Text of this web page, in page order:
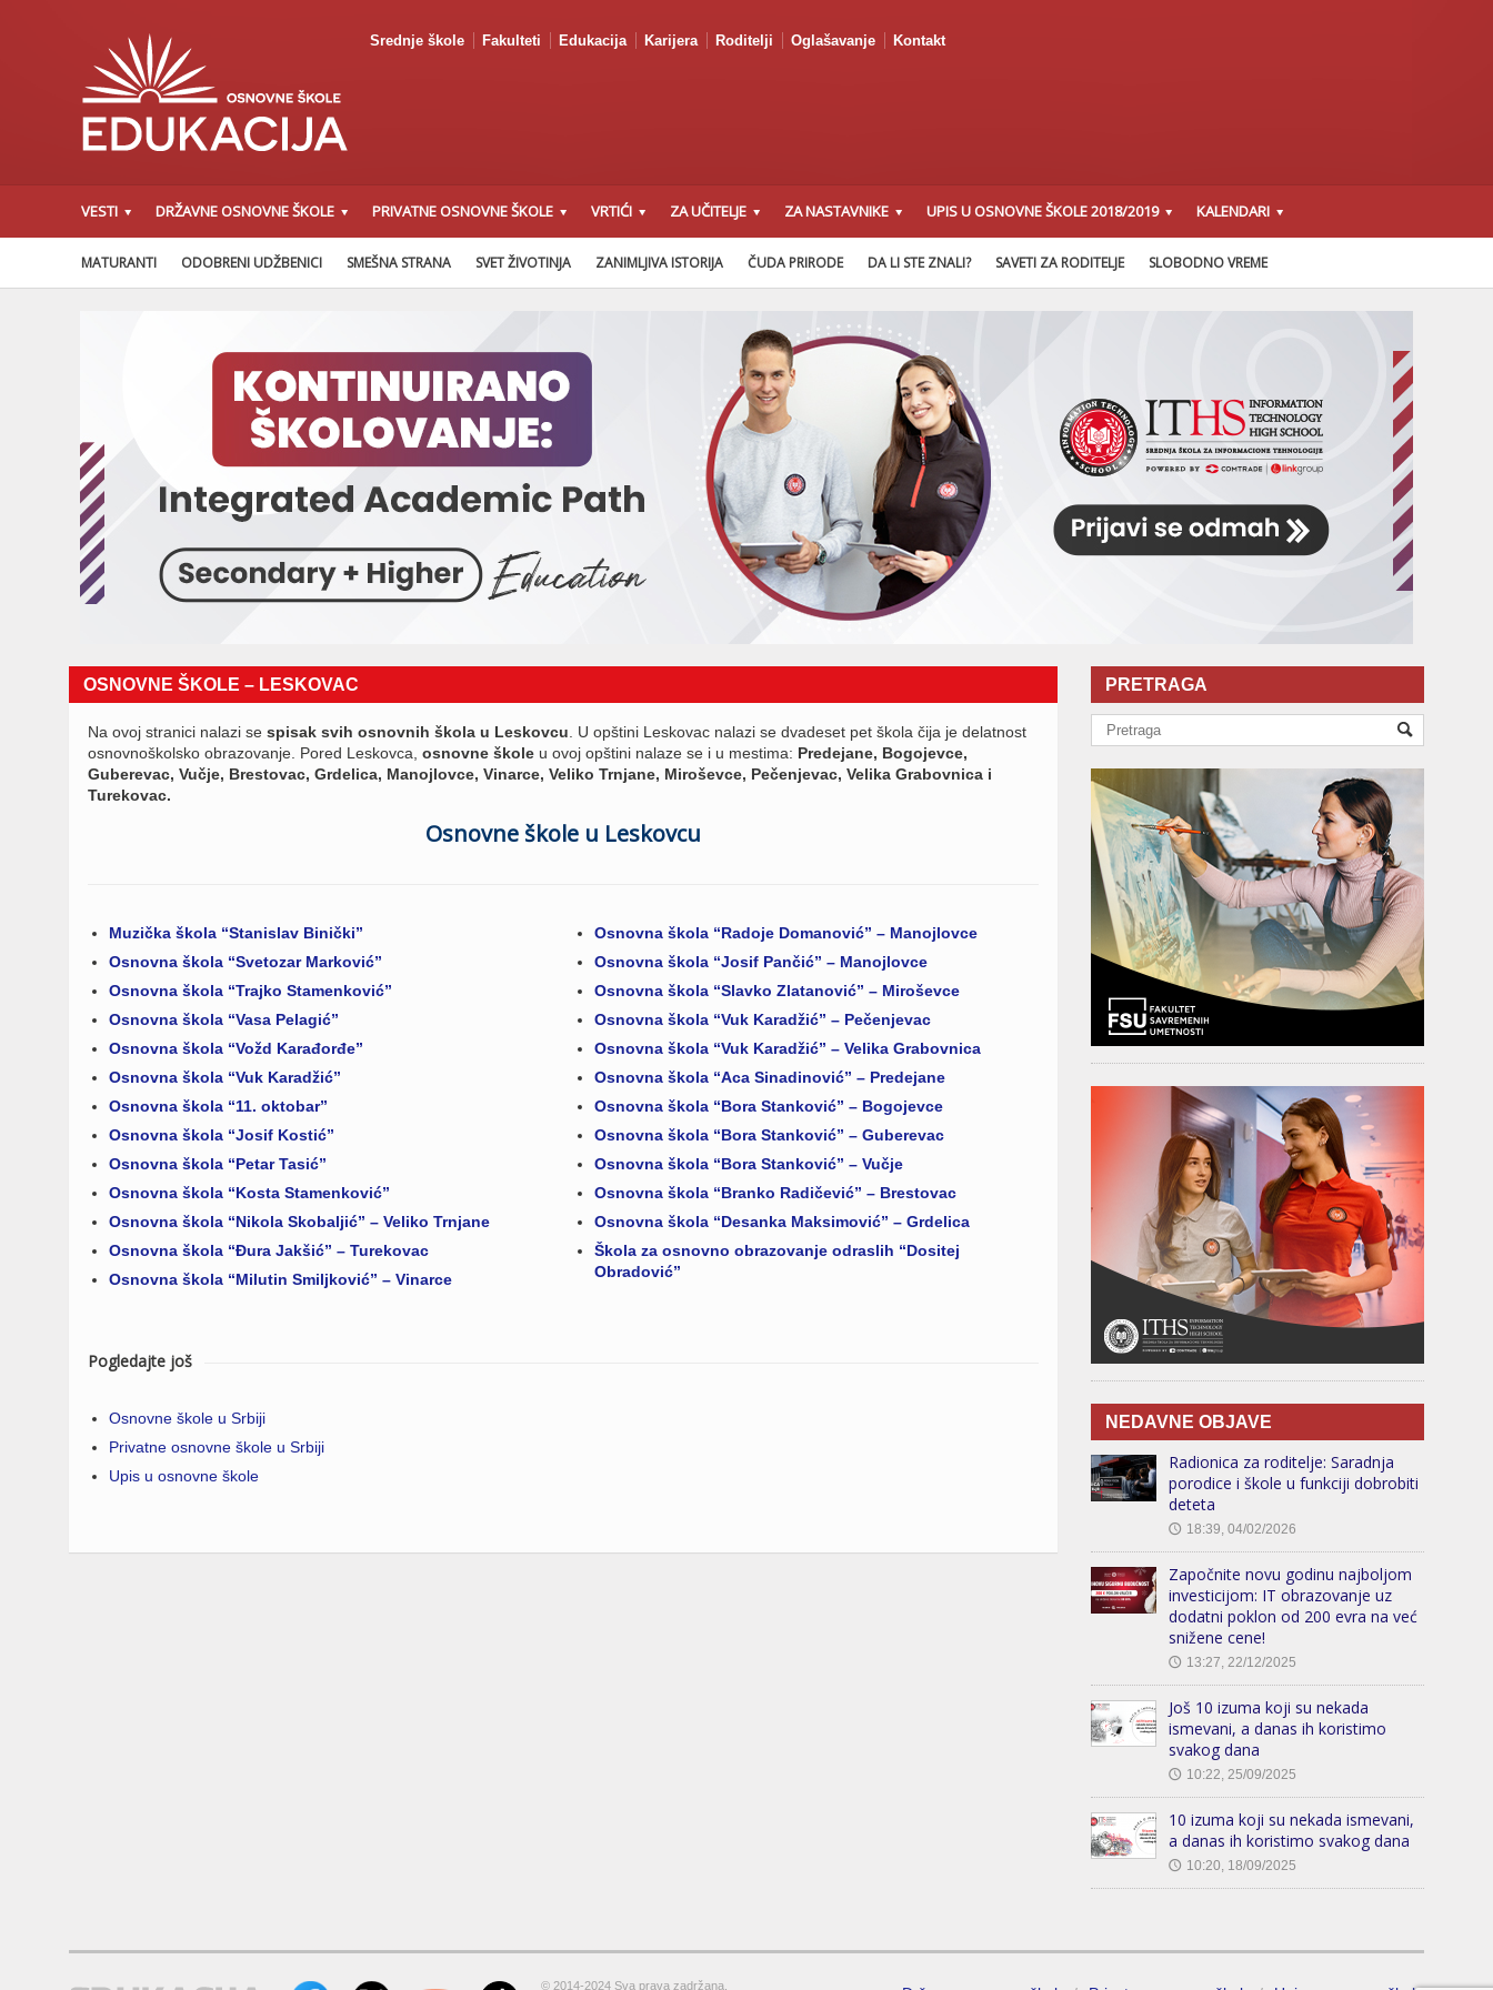
Srednje škole Fakulteti Edukacija Karijera Roditelji Oglašavanje Kontakt
VESTI DRŽAVNE OSNOVNE ŠKOLE PRIVATNE OSNOVNE ŠKOLE VRTIĆI ZA UČITELJE ZA NASTAVNIKE UPIS U OSNOVNE ŠKOLE 2018/2019 KALENDARI
MATURANTI ODOBRENI UDŽBENICI SMEŠNA STRANA SVET ŽIVOTINJA ZANIMLJIVA ISTORIJA ČUDA PRIRODE DA LI STE ZNALI? SAVETI ZA RODITELJE SLOBODNO VREME
OSNOVNE ŠKOLE – LESKOVAC
Na ovoj stranici nalazi se spisak svih osnovnih škola u Leskovcu . U opštini Leskovac nalazi se dvadeset pet škola čija je delatnost
osnovnoškolsko obrazovanje. Pored Leskovca, osnovne škole u ovoj opštini nalaze se i u mestima: Predejane, Bogojevce,
Guberevac, Vučje, Brestovac, Grdelica, Manojlovce, Vinarce, Veliko Trnjane, Miroševce, Pečenjevac, Velika Grabovnica i
Turekovac.
Osnovne škole u Leskovcu
Muzička škola “Stanislav Binički”
Osnovna škola “Svetozar Marković”
Osnovna škola “Trajko Stamenković”
Osnovna škola “Vasa Pelagić”
Osnovna škola “Vožd Karađorđe”
Osnovna škola “Vuk Karadžić”
Osnovna škola “11. oktobar”
Osnovna škola “Josif Kostić”
Osnovna škola “Petar Tasić”
Osnovna škola “Kosta Stamenković”
Osnovna škola “Nikola Skobaljić” – Veliko Trnjane
Osnovna škola “Đura Jakšić” – Turekovac
Osnovna škola “Milutin Smiljković” – Vinarce
Osnovna škola “Radoje Domanović” – Manojlovce
Osnovna škola “Josif Pančić” – Manojlovce
Osnovna škola “Slavko Zlatanović” – Miroševce
Osnovna škola “Vuk Karadžić” – Pečenjevac
Osnovna škola “Vuk Karadžić” – Velika Grabovnica
Osnovna škola “Aca Sinadinović” – Predejane
Osnovna škola “Bora Stanković” – Bogojevce
Osnovna škola “Bora Stanković” – Guberevac
Osnovna škola “Bora Stanković” – Vučje
Osnovna škola “Branko Radičević” – Brestovac
Osnovna škola “Desanka Maksimović” – Grdelica
Škola za osnovno obrazovanje odraslih “Dositej
Obradović”
Pogledajte još
Osnovne škole u Srbiji
Privatne osnovne škole u Srbiji
Upis u osnovne škole
PRETRAGA
NEDAVNE OBJAVE
Radionica za roditelje: Saradnja
porodice i škole u funkciji dobrobiti
deteta
🕔 18:39, 04/02/2026
Započnite novu godinu najboljom
investicijom: IT obrazovanje uz
dodatni poklon od 200 evra na već
snižene cene!
🕔 13:27, 22/12/2025
Još 10 izuma koji su nekada
ismevani, a danas ih koristimo
svakog dana
🕔 10:22, 25/09/2025
10 izuma koji su nekada ismevani,
a danas ih koristimo svakog dana
🕔 10:20, 18/09/2025
© 2014-2024 Sva prava zadržana.